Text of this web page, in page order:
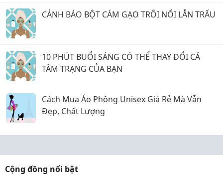
CẢNH BÁO BỘT CÁM GẠO TRÔI NỔI LẪN TRẤU
10 PHÚT BUỔI SÁNG CÓ THỂ THAY ĐỔI CẢ
TÂM TRẠNG CỦA BẠN
Cách Mua Áo Phông Unisex Giá Rẻ Mà Vẫn
Đẹp, Chất Lượng
Cộng đồng nổi bật